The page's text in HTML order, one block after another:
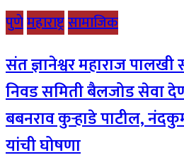
पुणेमहाराष्ट्रसामाजिक
संत ज्ञानेश्वर महाराज
निवड समिती बैलजोड सेवा
बबनराव कुऱ्हाडे पाटील,
यांची घोषणा